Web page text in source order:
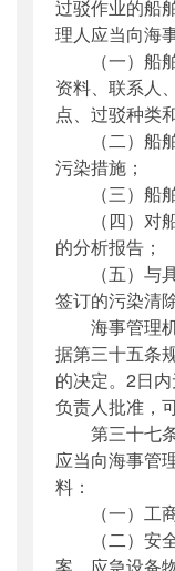
过驳作业的船
理人应当向海
（一）船舶
资料、联系人
点、过驳种类
（二）船舶
污染措施；
（三）船舶
（四）对船
的分析报告；
（五）与具
签订的污染清
海事管理机
据第三十五条
的决定。2日
负责人批准
第三十七条
应当向海事管
料：
（一）工商
（二）安全